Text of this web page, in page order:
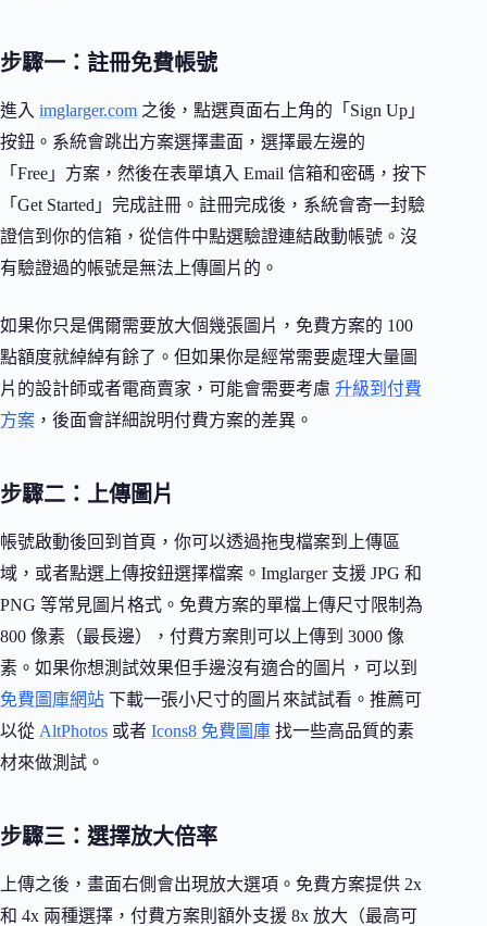
步驟一：註冊免費帳號
進入 imglarger.com 之後，點選頁面右上角的「Sign Up」
按鈕。系統會跳出方案選擇畫面，選擇最左邊的
「Free」方案，然後在表單填入 Email 信箱和密碼，按下
「Get Started」完成註冊。註冊完成後，系統會寄一封驗
證信到你的信箱，從信件中點選驗證連結啟動帳號。沒
有驗證過的帳號是無法上傳圖片的。
如果你只是偶爾需要放大個幾張圖片，免費方案的 100
點額度就綽綽有餘了。但如果你是經常需要處理大量圖
片的設計師或者電商賣家，可能會需要考慮 升級到付費
方案 ，後面會詳細說明付費方案的差異。
步驟二：上傳圖片
帳號啟動後回到首頁，你可以透過拖曳檔案到上傳區
域，或者點選上傳按鈕選擇檔案。Imglarger 支援 JPG 和
PNG 等常見圖片格式。免費方案的單檔上傳尺寸限制為
800 像素（最長邊），付費方案則可以上傳到 3000 像
素。如果你想測試效果但手邊沒有適合的圖片，可以到
免費圖庫網站 下載一張小尺寸的圖片來試試看。推薦可
以從 AltPhotos 或者 Icons8 免費圖庫 找一些高品質的素
材來做測試。
步驟三：選擇放大倍率
上傳之後，畫面右側會出現放大選項。免費方案提供 2x
和 4x 兩種選擇，付費方案則額外支援 8x 放大（最高可